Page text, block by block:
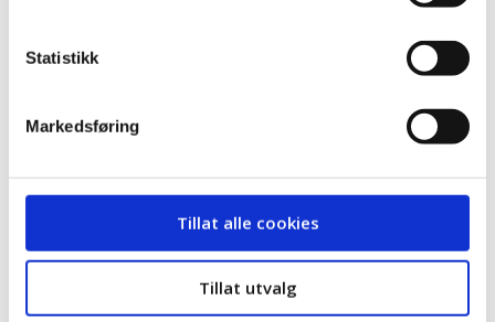
Statistikk
Markedsføring
Tillat alle cookies
Tillat utvalg
Varsler lønnsløft som
LØNNSOPPGJØR